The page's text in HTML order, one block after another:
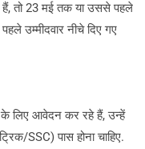
तो 23 मई तक या उससे पहले
उम्मीदवार नीचे दिए गए
के लिए आवेदन कर रहे हैं, उन्हें
SSC) पास होना चाहिए.